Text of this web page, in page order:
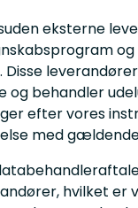
eksterne
og
Disse
og behandler
efter vores
med
hvilket er